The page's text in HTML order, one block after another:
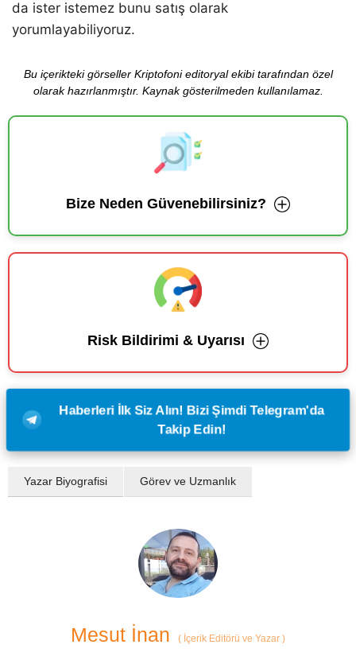
da ister istemez bunu satış olarak
yorumlayabiliyoruz.
Bu içerikteki görseller Kriptofoni editoryal ekibi tarafından özel
olarak hazırlanmıştır. Kaynak gösterilmeden kullanılamaz.
Bize Neden Güvenebilirsiniz?
Risk Bildirimi & Uyarısı
Haberleri İlk Siz Alın! Bizi Şimdi Telegram'da
Takip Edin!
Yazar Biyografisi Görev ve Uzmanlık
Mesut İnan ( İçerik Editörü ve Yazar )